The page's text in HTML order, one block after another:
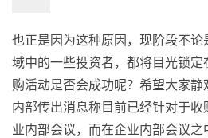
也正是因为这种原因，现阶段不
域中的一些投资者，都将目光锁
购活动是否会成功呢？希望大家
内部传出消息称目前已经针对于
业内部会议，而在企业内部会议